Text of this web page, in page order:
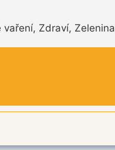
Zdraví, Zelenina